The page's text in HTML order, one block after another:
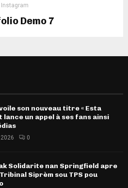
Instagram
Demo 7
son nouveau titre « Esta
lance un appel à ses fans ainsi
0
Solidarite nan Springfield apre
Siprèm sou TPS pou